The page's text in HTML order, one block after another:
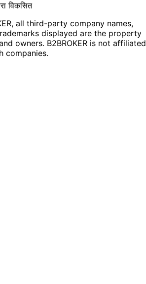
विकसित
all third-party company names,
displayed are the property
owners. B2BROKER is not affiliated
companies.